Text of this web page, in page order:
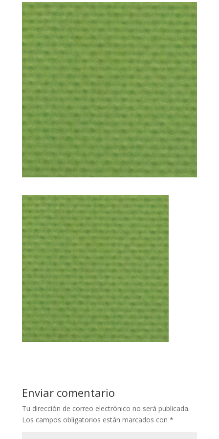
Enviar comentario
Tu dirección de correo electrónico no será publicada.
Los campos obligatorios están marcados con *